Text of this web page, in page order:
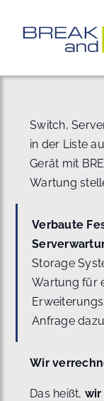
springen
Switch,
in der Liste
Gerät mit
Wartung
Verbaute
Storage
Wartung für
Anfrage
Wir
Das heißt, wir